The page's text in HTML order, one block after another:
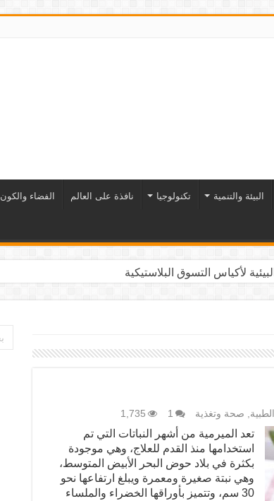
البيئة والتنمية تكنولوجيا نافذة على العالم الفضاء والكون
لأكياس التسوق البلاستيكية
, صحة وتغذية 1
1,735
تعد الميرمية من أشهر النباتات التي تم
استخدامها منذ القدم للعلاج، وهي موجودة
بكثرة في بلاد حوض البحر الأبيض المتوسط،
وهي نبتة صغيرة ومعمرة ويبلغ ارتفاعها نحو
30 سم، وتتميز بأوراقها الخضراء والملساء